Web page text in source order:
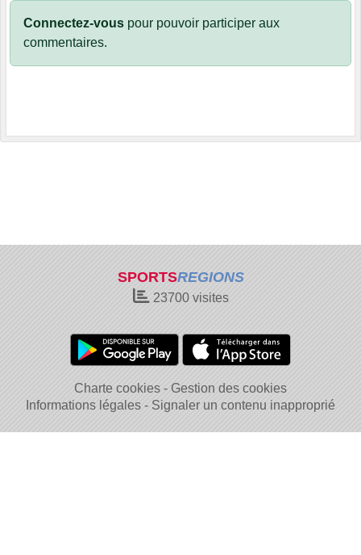
Connectez-vous pour pouvoir participer aux
commentaires.
SPORTSREGIONS
23700visites
Charte cookies
Gestion des cookies
Informations légales
Signaler un contenu inapproprié